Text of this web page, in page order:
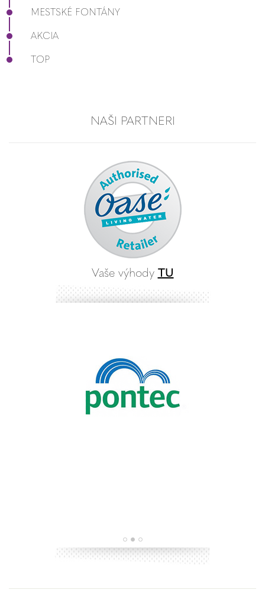
MESTSKÉ FONTÁNY
AKCIA
TOP
NAŠI PARTNERI
Vaše výhody TU